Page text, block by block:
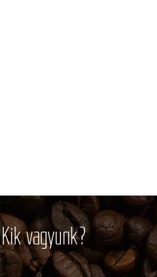
Kik vagyunk?